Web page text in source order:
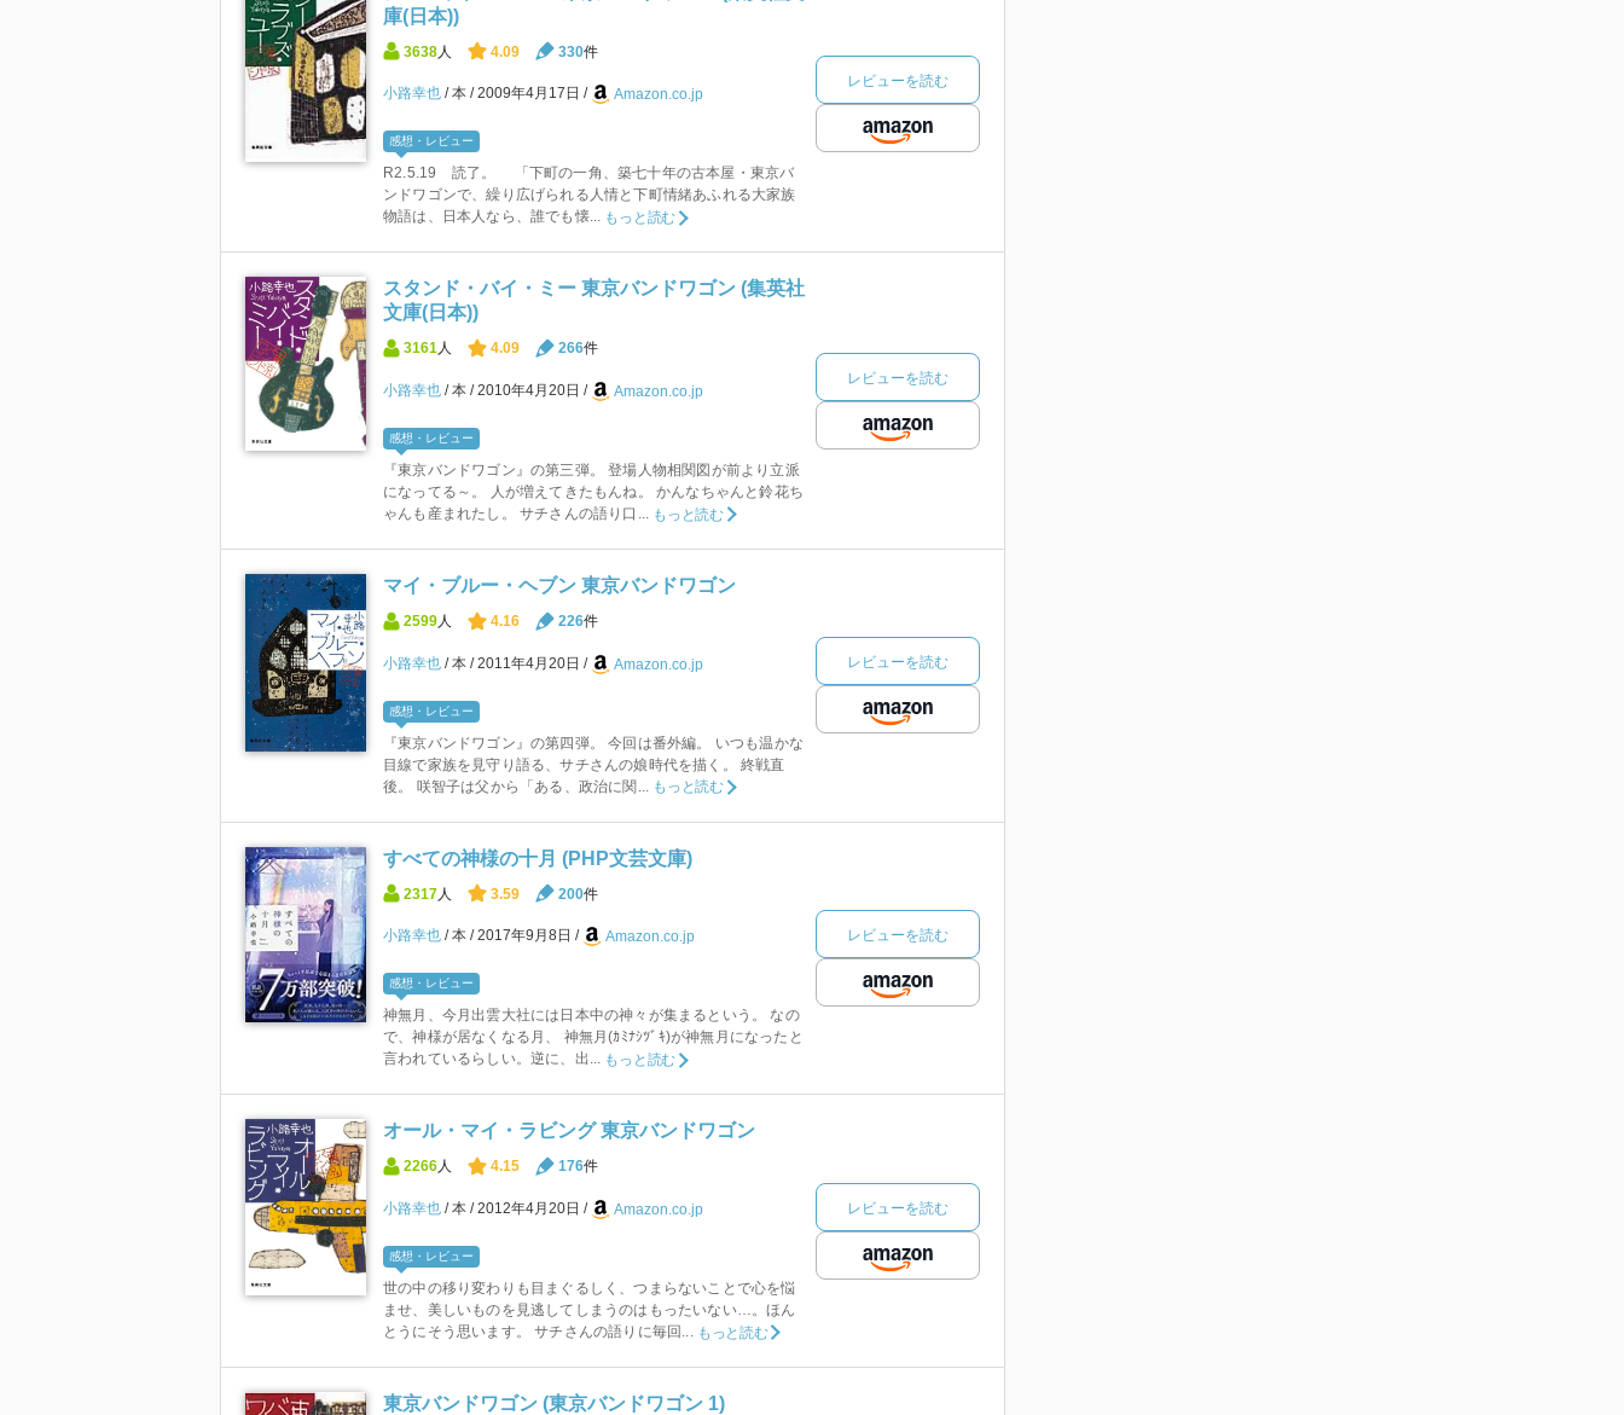
庫(日本))
3638 人 4.09 330件
小路幸也 本 2009年4月17日 Amazon.co.jp
感想・レビュー
R2.5.19 読了。 「下町の一角、築七十年の古本屋・東京バ
ンドワゴンで、繰り広げられる人情と下町情緒あふれる大家族
物語は、日本人なら、誰でも懐... もっと読む
レビューを読む
スタンド・バイ・ミー 東京バンドワゴン (集英社
文庫(日本))
3161人 4.09 266件
小路幸也 本 2010年4月20日 Amazon.co.jp
感想・レビュー
『東京バンドワゴン』の第三弾。 登場人物相関図が前より立派
になってる～。 人が増えてきたもんね。 かんなちゃんと鈴花ち
ゃんも産まれたし。 サチさんの語り口... もっと読む
レビューを読む
マイ・ブルー・ヘブン 東京バンドワゴン
2599 人 4.16 226件
小路幸也 本 2011年4月20日 Amazon.co.jp
感想・レビュー
『東京バンドワゴン』の第四弾。 今回は番外編。 いつも温かな
目線で家族を見守り語る、サチさんの娘時代を描く。 終戦直
後。 咲智子は父から「ある、政治に関...
もっと読む
レビューを読む
すべての神様の十月 (PHP文芸文庫)
2317 人 3.59 200件
小路幸也 本 2017年9月8日 Amazon.co.jp
感想・レビュー
神無月、今月出雲大社には日本中の神々が集まるという。 なの
で、神様が居なくなる月、 神無月(ｶﾐﾅｼﾂﾞｷ)が神無月になったと
言われているらしい。逆に、出... もっと読む
レビューを読む
オール・マイ・ラビング 東京バンドワゴン
2266人 4.15 176件
小路幸也 本 2012年4月20日 Amazon.co.jp
感想・レビュー
世の中の移り変わりも目まぐるしく、つまらないことで心を悩
ませ、美しいものを見逃してしまうのはもったいない…。ほん
とうにそう思います。 サチさんの語りに毎回... もっと読む
レビューを読む
東京バンドワゴン (東京バンドワゴン 1)